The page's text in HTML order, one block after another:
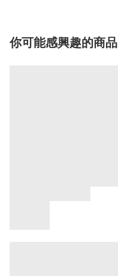
你可能感興趣的商品